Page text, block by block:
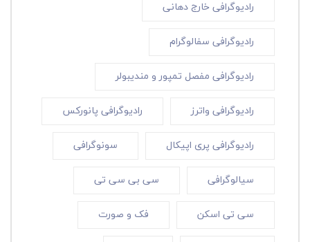
رادیوگرافی خارج دهانی
رادیوگرافی سفالوگرام
رادیوگرافی مفصل تمپور و مندیبولر
رادیوگرافی واترز رادیوگرافی پانورکس
رادیوگرافی پری اپیکال سونوگرافی
سیالوگرافی سی بی سی تی
سی تی اسکن فک و صورت